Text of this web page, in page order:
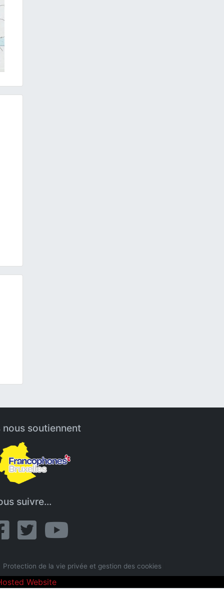
nous soutiennent
suivre...
Protection de la vie privée et gestion des cookies
Website